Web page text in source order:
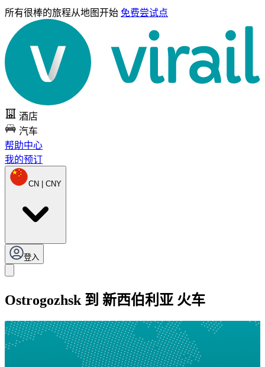
所有很棒的旅程从地图开始 免费尝试点
酒店
汽车
帮助中心
我的预订
CN | CNY
登入
Ostrogozhsk 到 新西伯利亚 火车